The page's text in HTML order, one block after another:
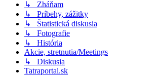
↳ Zháňam
↳ Príbehy, zážitky
↳ Štatistická diskusia
↳ Fotografie
↳ História
Akcie, stretnutia/Meetings
↳ Diskusia
Tatraportal.sk